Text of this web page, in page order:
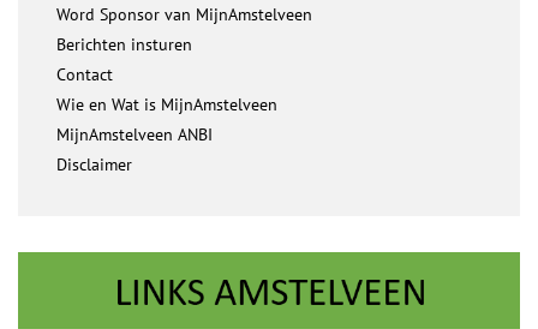
Word Sponsor van MijnAmstelveen
Berichten insturen
Contact
Wie en Wat is MijnAmstelveen
MijnAmstelveen ANBI
Disclaimer